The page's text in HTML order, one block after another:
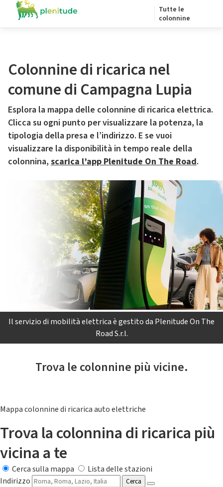
Tutte le
colonnine
Colonnine di ricarica nel
comune di Campagna Lupia
Esplora la mappa delle colonnine di ricarica elettrica.
Clicca su ogni punto per visualizzare la potenza, la
tipologia della presa e l’indirizzo. E se vuoi
visualizzare la disponibilità in tempo reale della
colonnina, scarica l’app Plenitude On The Road.
Il servizio di mobilità elettrica è gestito da Plenitude On The
Road S.r.l.
Trova le colonnine più vicine.
Mappa colonnine di ricarica auto elettriche
Trova la colonnina di ricarica più
vicina a te
Cerca sulla mappa
Lista delle stazioni
Indirizzo
Cerca